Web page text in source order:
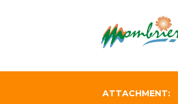
ATTACHMENT: